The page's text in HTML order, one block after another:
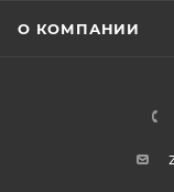
О КОМПАНИИ